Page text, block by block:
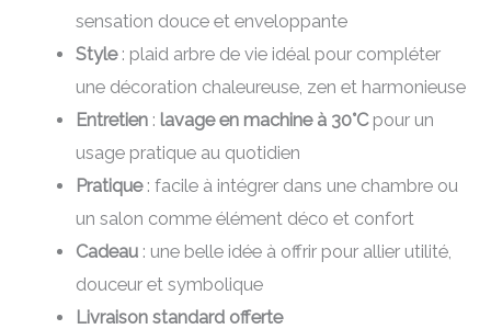
sensation douce et enveloppante
Style: plaid arbre de vie idéal pour compléter
une décoration chaleureuse, zen et harmonieuse
Entretien : lavage en machine à 30°Cpour un
usage pratique au quotidien
Pratique: facile à intégrer dans une chambre ou
un salon comme élément déco et confort
Cadeau : une belle idée à offrir pour allier utilité,
douceur et symbolique
Livraison standard offerte